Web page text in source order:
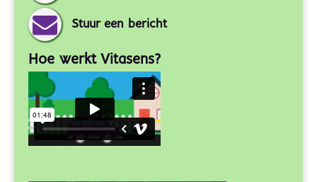
Stuur een bericht
Hoe werkt Vitasens?